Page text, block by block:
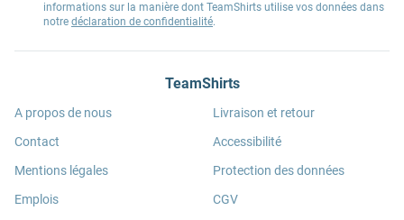
informations sur la manière dont TeamShirts utilise vos données dans
notre déclaration de confidentialité.
TeamShirts
A propos de nous
Contact
Mentions légales
Emplois
Livraison et retour
Accessibilité
Protection des données
CGV